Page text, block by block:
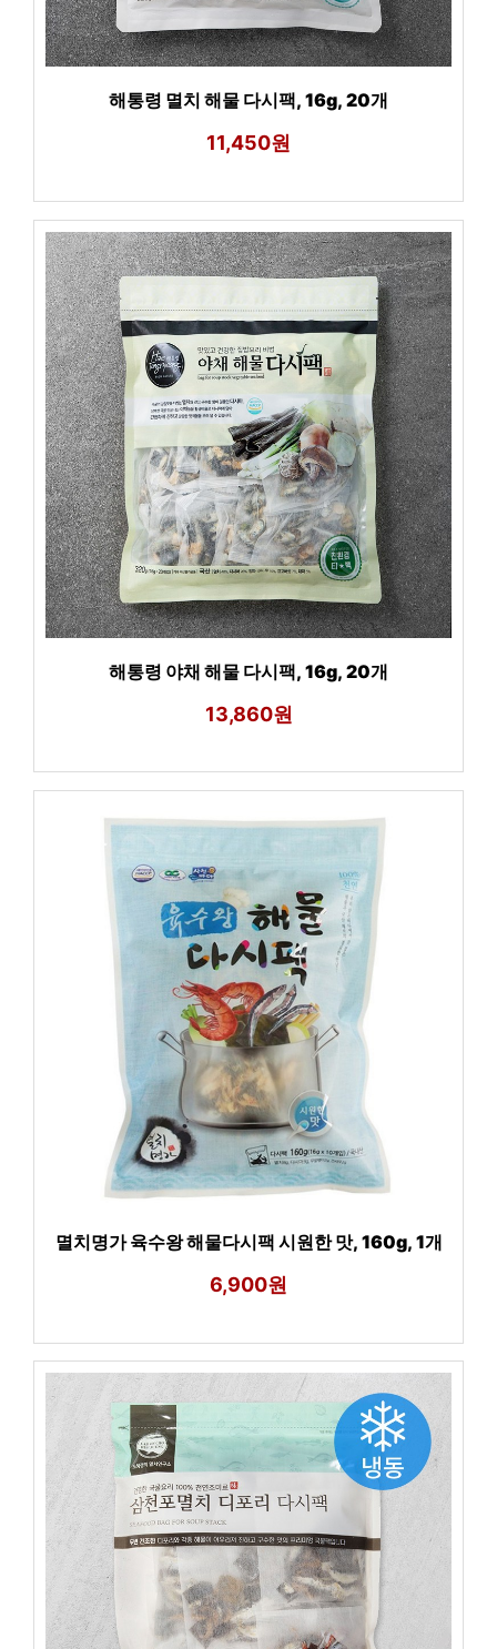
해통령 멸치 해물 다시팩, 16g, 20개
11,450원
해통령 야채 해물 다시팩, 16g, 20개
13,860원
멸치명가 육수왕 해물다시팩 시원한 맛, 160g, 1개
6,900원